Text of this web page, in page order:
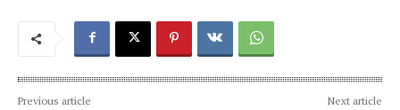
Previous article Next article